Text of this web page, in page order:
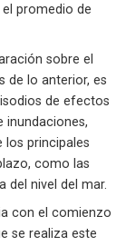
promedio de
sobre el
de lo anterior, es
de efectos
inundaciones,
los principales
como las
del nivel del mar.
con el comienzo
se realiza este